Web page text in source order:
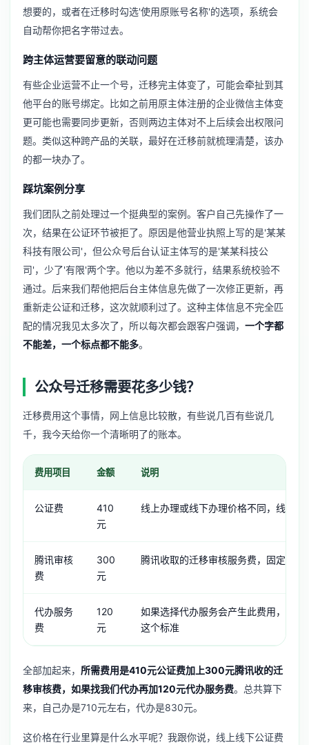
想要的，或者在迁移时勾选'使用原账号名称'的选项，系统会
自动帮你把名字带过去。
跨主体运营要留意的联动问题
有些企业运营不止一个号，迁移完主体变了，可能会牵扯到其
他平台的账号绑定。比如之前用原主体注册的企业微信主体变
更可能也需要同步更新，否则两边主体对不上后续会出权限问
题。类似这种跨产品的关联，最好在迁移前就梳理清楚，该办
的都一块办了。
踩坑案例分享
我们团队之前处理过一个挺典型的案例。客户自己先操作了一
次，结果在公证环节被拒了。原因是他营业执照上写的是'某某
科技有限公司'，但公众号后台认证主体写的是'某某科技公
司'，少了'有限'两个字。他以为差不多就行，结果系统校验不
通过。后来我们帮他把后台主体信息先做了一次修正更新，再
重新走公证和迁移，这次就顺利过了。这种主体信息不完全匹
配的情况我见太多次了，所以每次都会跟客户强调， 一个字都
不能差，一个标点都不能多。
公众号迁移需要花多少钱？
迁移费用这个事情，网上信息比较散，有些说几百有些说几
千，我今天给你一个清晰明了的账本。
费用项目 金额 说明
公证费
410
元
线上办理或线下办理价格不同，线上更
腾讯审核
费
300
元
腾讯收取的迁移审核服务费，固定不变
代办服务
费
120
元
如果选择代办服务会产生此费用，我们
这个标准
全部加起来， 所需费用是410元公证费加上300元腾讯收的迁
移审核费，如果找我们代办再加120元代办服务费。总共算下
来，自己办是710元左右，代办是830元。
这价格在行业里算是什么水平呢？我跟你说，线上线下公证费